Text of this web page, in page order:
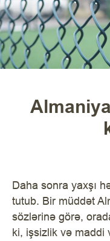
Daha sonra yaxşı
tutub. Bir müddət
sözlərinə görə,
ki, işsizlik və maddi